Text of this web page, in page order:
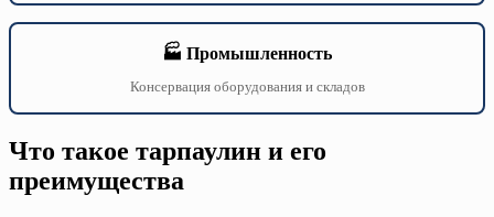
🏭 Промышленность
Консервация оборудования и складов
Что такое тарпаулин и его
преимущества